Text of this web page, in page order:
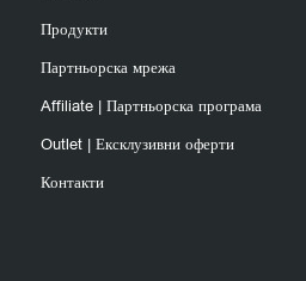
Продукти
Партньорска мрежа
Affiliate | Партньорска програма
Outlet | Ексклузивни оферти
Контакти